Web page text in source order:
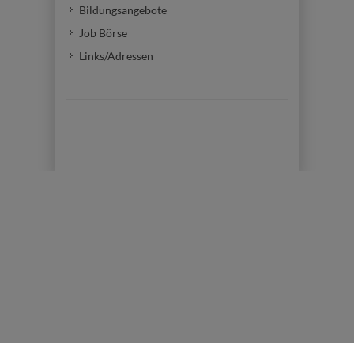
Bildungsangebote
Job Börse
Links/Adressen